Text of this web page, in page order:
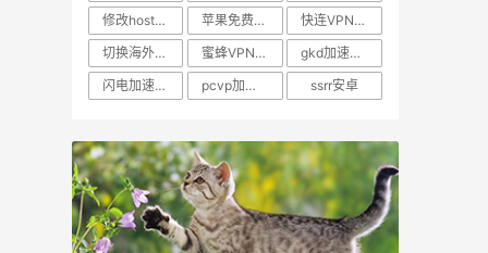
修改hosts文件翻墙
苹果免费vp
快连VPNphone
切换海外网络软件
蜜蜂VPN 刷vip
gkd加速器官网充值
闪电加速器加速器ins加速器
pcvp加速器 ssrr安卓